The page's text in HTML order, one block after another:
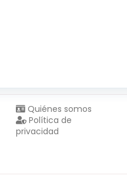
Quiénes somos
Política de
privacidad